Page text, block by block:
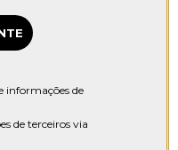
informações de
de terceiros via